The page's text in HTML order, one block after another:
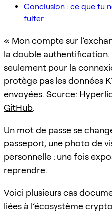
Conclusion : ce que tu
fuiter
« Mon compte sur
la double authentification.
seulement pour la
protège pas les données
envoyées. Source:
GitHub.
Un mot de passe se
passeport, une photo de
personnelle : une fois
reprendre.
Voici plusieurs cas
liées à l’écosystème